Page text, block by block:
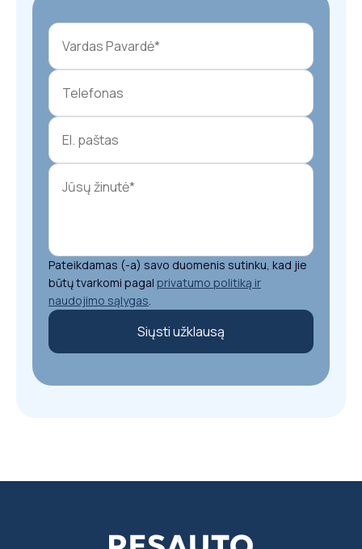
Pateikdamas (-a) savo duomenis sutinku, kad jie
būtų tvarkomi pagal privatumo politiką ir
naudojimo sąlygas.
Siųsti užklausą